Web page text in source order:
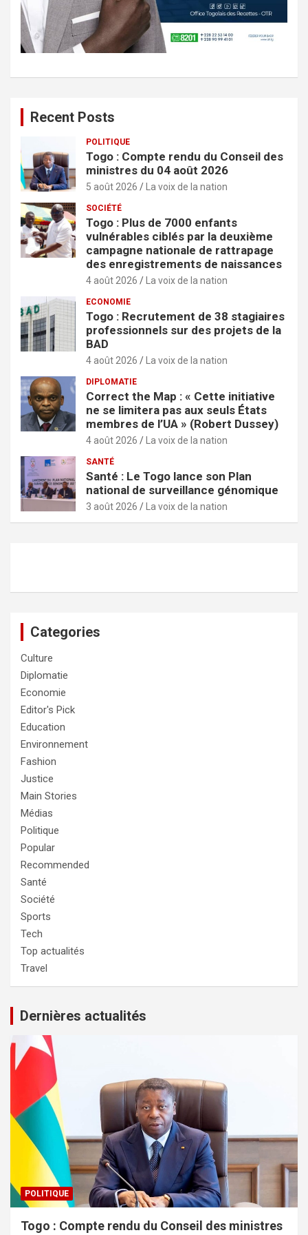
Recent Posts
POLITIQUE
Togo : Compte rendu du Conseil des
ministres du 04 août 2026
5 août 2026 La voix de la nation
SOCIÉTÉ
Togo : Plus de 7000 enfants
vulnérables ciblés par la deuxième
campagne nationale de rattrapage
des enregistrements de naissances
4 août 2026 La voix de la nation
ECONOMIE
Togo : Recrutement de 38 stagiaires
professionnels sur des projets de la
BAD
4 août 2026 La voix de la nation
DIPLOMATIE
Correct the Map : « Cette initiative
ne se limitera pas aux seuls États
membres de l’UA » (Robert Dussey)
4 août 2026 La voix de la nation
SANTÉ
Santé : Le Togo lance son Plan
national de surveillance génomique
3 août 2026 La voix de la nation
Categories
Culture
Diplomatie
Economie
Editor's Pick
Education
Environnement
Fashion
Justice
Main Stories
Médias
Politique
Popular
Recommended
Santé
Société
Sports
Tech
Top actualités
Travel
Dernières actualités
POLITIQUE
Togo : Compte rendu du Conseil des ministres